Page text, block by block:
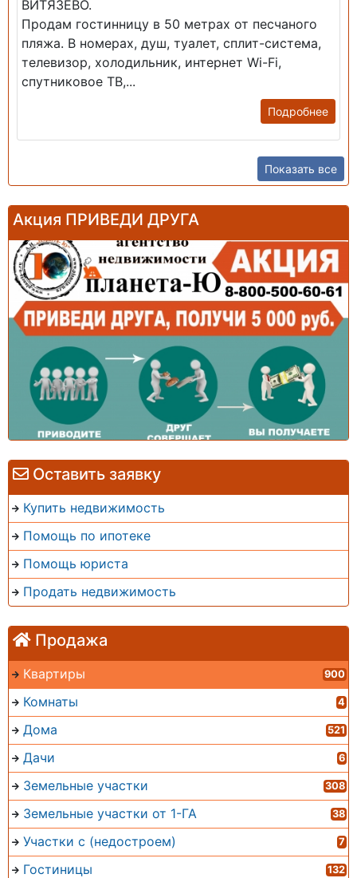
Оставить заявку
Купить недвижимость
Помощь по ипотеке
Помощь юриста
Продать недвижимость
Продажа
Квартиры 900
Комнаты 4
Дома 521
Дачи 6
Земельные участки 308
Земельные участки от 1-ГА 38
Участки с (недостроем) 7
Гостиницы 132
ВИТЯЗЕВО.
Продам гостинницу в 50 метрах от песчаного
пляжа. В номерах, душ, туалет, сплит-система,
телевизор, холодильник, интернет Wi-Fi,
спутниковое ТВ,...
Подробнее
Показать все
Акция ПРИВЕДИ ДРУГА